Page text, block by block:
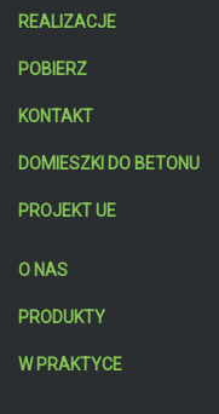
REALIZACJE
POBIERZ
KONTAKT
DOMIESZKI DO BETONU
PROJEKT UE
O NAS
PRODUKTY
W PRAKTYCE